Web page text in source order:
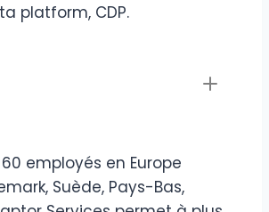
platform, CDP.
employés en Europe
Suède, Pays-Bas,